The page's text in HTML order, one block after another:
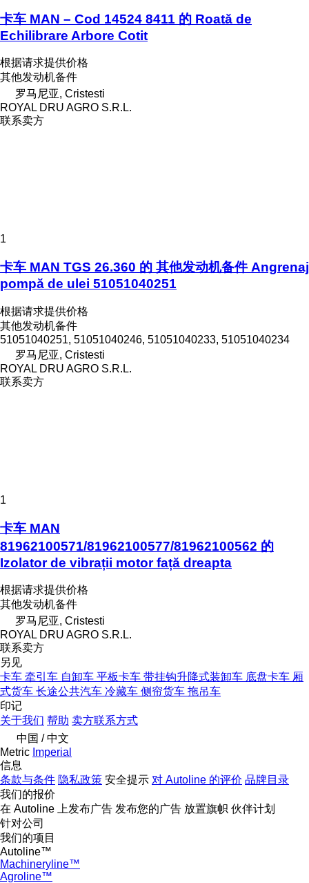
卡车 MAN – Cod 14524 8411 的 Roată de
Echilibrare Arbore Cotit
根据请求提供价格
其他发动机备件
罗马尼亚, Cristesti
ROYAL DRU AGRO S.R.L.
联系卖方
1
卡车 MAN TGS 26.360 的 其他发动机备件 Angrenaj
pompă de ulei 51051040251
根据请求提供价格
其他发动机备件
51051040251, 51051040246, 51051040233, 51051040234
罗马尼亚, Cristesti
ROYAL DRU AGRO S.R.L.
联系卖方
1
卡车 MAN
81962100571/81962100577/81962100562 的
Izolator de vibrații motor față dreapta
根据请求提供价格
其他发动机备件
罗马尼亚, Cristesti
ROYAL DRU AGRO S.R.L.
联系卖方
另见
卡车 牵引车 自卸车 平板卡车 带挂钩升降式装卸车 底盘卡车 厢
式货车 长途公共汽车 冷藏车 侧帘货车 拖吊车
印记
关于我们 帮助 卖方联系方式
中国 / 中文
Metric Imperial
信息
条款与条件 隐私政策 安全提示 对 Autoline 的评价 品牌目录
我们的报价
在 Autoline 上发布广告 发布您的广告 放置旗帜 伙伴计划
针对公司
我们的项目
Autoline™
Machineryline™
Agroline™